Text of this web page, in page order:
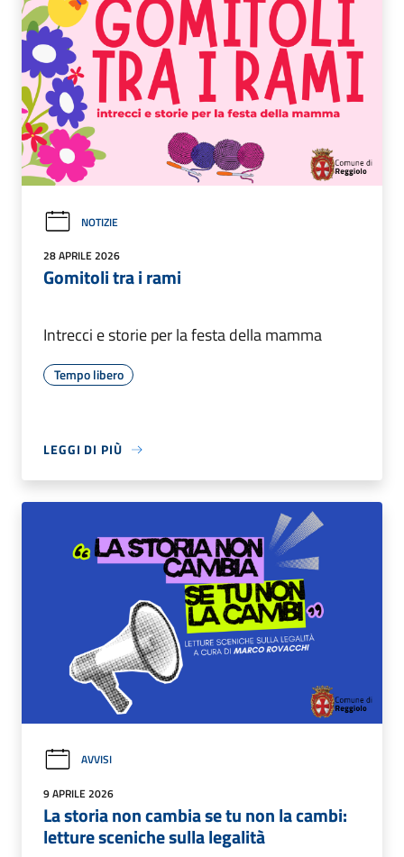
NOTIZIE
28 APRILE 2026
Gomitoli tra i rami
Intrecci e storie per la festa della mamma
Tempo libero
LEGGI DI PIÙ
AVVISI
9 APRILE 2026
La storia non cambia se tu non la cambi:
letture sceniche sulla legalità